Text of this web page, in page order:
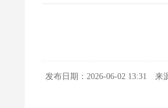
发布日期：2026-06-02 13:31 来